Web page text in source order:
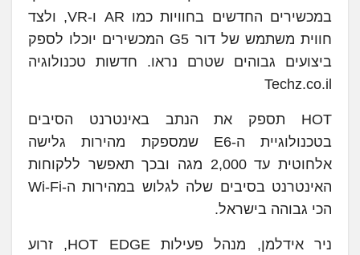
במכשירים החדשים בחוויות כמו AR ו-VR, ולצד
חווית משתמש של דור G5 המכשירים יוכלו לספק
ביצועים גבוהים שטרם נראו. חדשות טכנולוגיה
Techz.co.il
HOT תספק את הנתב באינטרנט הסיבים
בטכנולוגיית ה-E6 שמספקת מהירות גלישה
אלחוטית עד 2,000 מגה ובכך תאפשר ללקוחות
האינטרנט בסיבים שלה לגלוש במהירות ה-Wi-Fi
הכי גבוהה בישראל.
ניר אידלמן, מנהל פעילות HOT EDGE, זרוע